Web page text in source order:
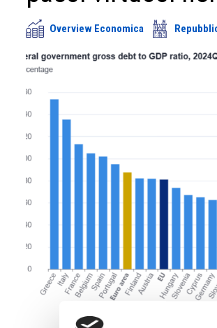
Overview Economica